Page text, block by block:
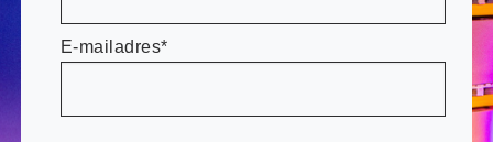
E-mailadres*